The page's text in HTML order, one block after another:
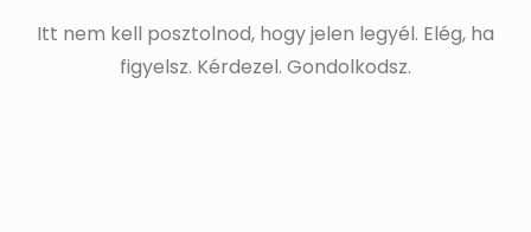
Itt nem kell posztolnod, hogy jelen legyél. Elég, ha
figyelsz. Kérdezel. Gondolkodsz.